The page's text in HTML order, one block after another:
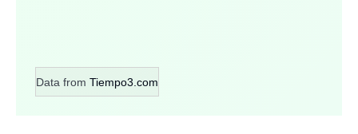
Data from Tiempo3.com